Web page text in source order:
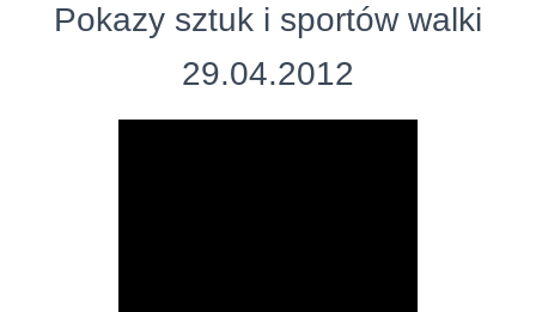
Pokazy sztuk i sportów walki
29.04.2012